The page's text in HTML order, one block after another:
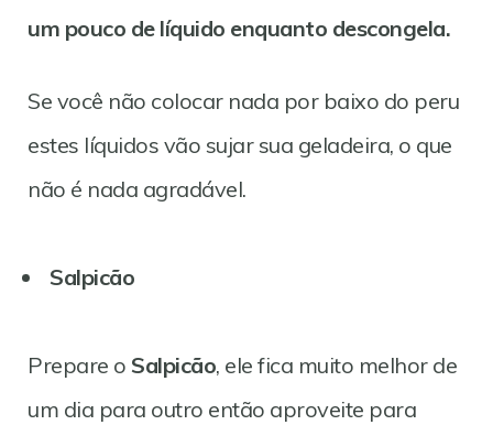
um pouco de líquido enquanto descongela.
Se você não colocar nada por baixo do peru
estes líquidos vão sujar sua geladeira, o que
não é nada agradável.
Salpicão
Prepare o Salpicão, ele fica muito melhor de
um dia para outro então aproveite para